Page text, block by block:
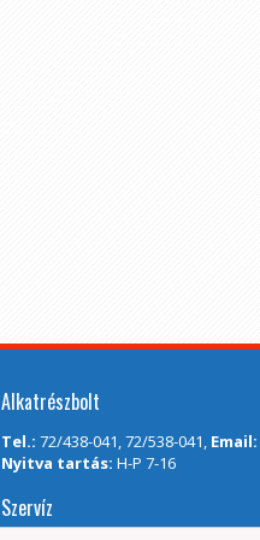
Alkatrészbolt
Tel.: 72/438-041, 72/538-041, Email:
Nyitva tartás: H-P 7-16
Szervíz